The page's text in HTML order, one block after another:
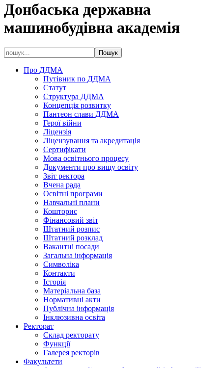
Донбаська державна
машинобудівна академія
Про ДДМА
Путівник по ДДМА
Статут
Структура ДДМА
Концепція розвитку
Пантеон слави ДДМА
Герої війни
Ліцензія
Ліцензування та акредитація
Сертифікати
Мова освітнього процесу
Документи про вищу освіту
Звіт ректора
Вчена рада
Освітні програми
Навчальні плани
Кошторис
Фінансовий звіт
Штатний розпис
Штатний розклад
Вакантні посади
Загальна інформація
Символіка
Контакти
Історія
Матеріальна база
Нормативні акти
Публічна інформація
Інклюзивна освіта
Ректорат
Склад ректорату
Функції
Галерея ректорів
Факультети